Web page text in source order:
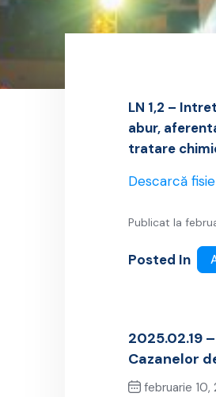
LN 1,2 –
abur,
tratare
Descarcă
Publicat la
Posted In
2025.02.19
Cazanelor
februarie 10,